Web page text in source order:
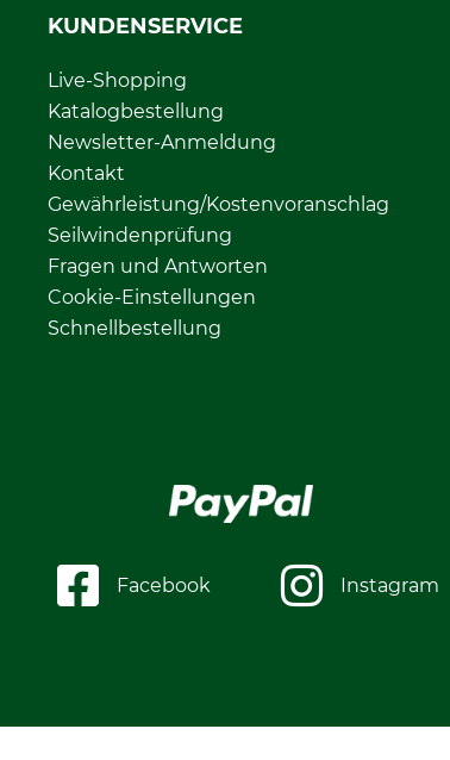
KUNDENSERVICE
Live-Shopping
Katalogbestellung
Newsletter-Anmeldung
Kontakt
Gewährleistung/Kostenvoranschlag
Seilwindenprüfung
Fragen und Antworten
Cookie-Einstellungen
Schnellbestellung
Facebook Instagram